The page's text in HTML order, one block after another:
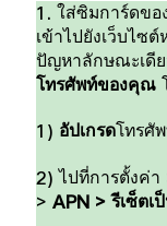
1.ใส่ซิมการ์ดข
เข้าไปยังเว็บไซ
ปัญหาลักษณะเดี
โทรศัพท์ของคุณ
1) อัปเกรดโทรศั
2) ไปที่การตั้งค่า
>APN >รีเซ็ตเ